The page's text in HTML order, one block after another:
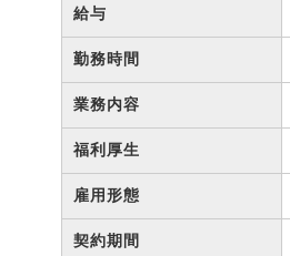
給与
勤務時間
業務内容
福利厚生
雇用形態
契約期間